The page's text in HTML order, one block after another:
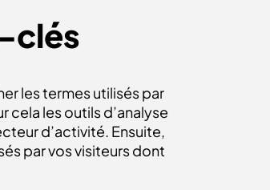
clés
les termes utilisés par
cela les outils d’analyse
d’activité. Ensuite,
par vos visiteurs dont